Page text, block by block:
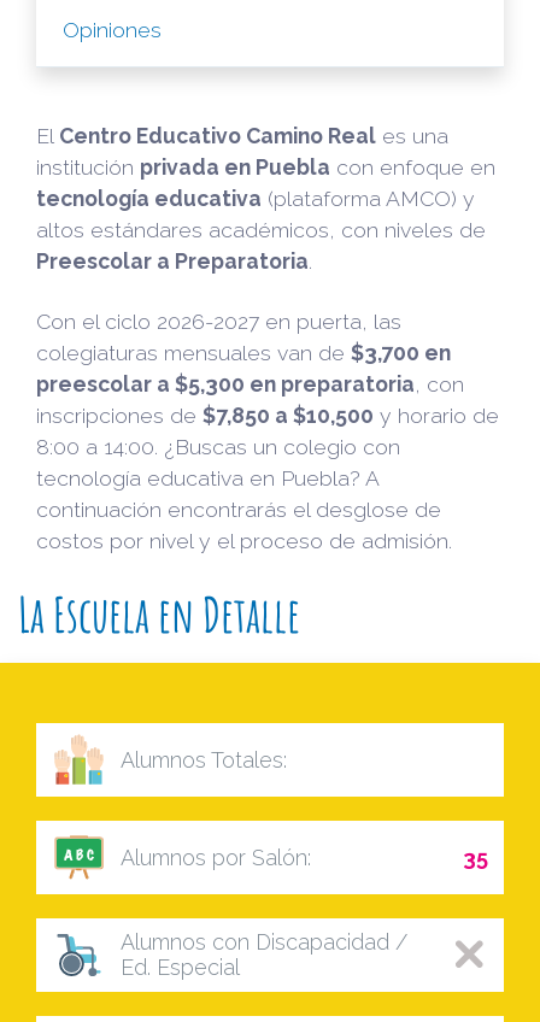
Opiniones
El Centro Educativo Camino Real es una
institución privada en Puebla con enfoque en
tecnología educativa (plataforma AMCO) y
altos estándares académicos, con niveles de
Preescolar a Preparatoria
Con el ciclo 2026-2027 en puerta, las
colegiaturas mensuales van de $3,700 en
preescolar a $5,300 en preparatoria , con
inscripciones de $7,850 a $10,500 y horario de
8:00 a 14:00. ¿Buscas un colegio con
tecnología educativa en Puebla? A
continuación encontrarás el desglose de
costos por nivel y el proceso de admisión.
La Escuela en Detalle
Alumnos Totales:
Alumnos por Salón: 35
Alumnos con Discapacidad /
Ed. Especial